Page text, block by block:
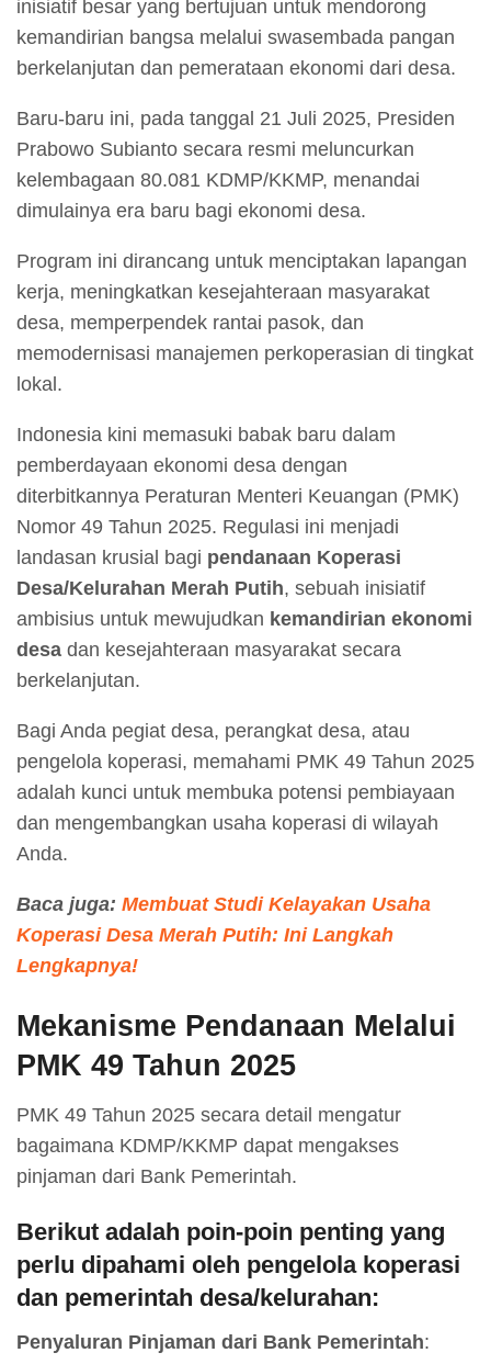
inisiatif besar yang bertujuan untuk mendorong
kemandirian bangsa melalui swasembada pangan
berkelanjutan dan pemerataan ekonomi dari desa.
Baru-baru ini, pada tanggal 21 Juli 2025, Presiden
Prabowo Subianto secara resmi meluncurkan
kelembagaan 80.081 KDMP/KKMP, menandai
dimulainya era baru bagi ekonomi desa.
Program ini dirancang untuk menciptakan lapangan
kerja, meningkatkan kesejahteraan masyarakat
desa, memperpendek rantai pasok, dan
memodernisasi manajemen perkoperasian di tingkat
lokal.
Indonesia kini memasuki babak baru dalam
pemberdayaan ekonomi desa dengan
diterbitkannya Peraturan Menteri Keuangan (PMK)
Nomor 49 Tahun 2025. Regulasi ini menjadi
landasan krusial bagi pendanaan Koperasi
Desa/Kelurahan Merah Putih, sebuah inisiatif
ambisius untuk mewujudkan kemandirian ekonomi
desa dan kesejahteraan masyarakat secara
berkelanjutan.
Bagi Anda pegiat desa, perangkat desa, atau
pengelola koperasi, memahami PMK 49 Tahun 2025
adalah kunci untuk membuka potensi pembiayaan
dan mengembangkan usaha koperasi di wilayah
Anda.
Baca juga: Membuat Studi Kelayakan Usaha
Koperasi Desa Merah Putih: Ini Langkah
Lengkapnya!
Mekanisme Pendanaan Melalui
PMK 49 Tahun 2025
PMK 49 Tahun 2025 secara detail mengatur
bagaimana KDMP/KKMP dapat mengakses
pinjaman dari Bank Pemerintah.
Berikut adalah poin-poin penting yang
perlu dipahami oleh pengelola koperasi
dan pemerintah desa/kelurahan:
Penyaluran Pinjaman dari Bank Pemerintah: